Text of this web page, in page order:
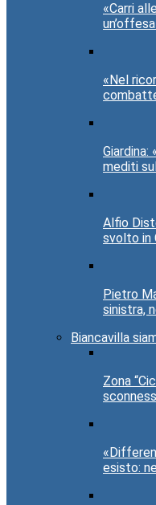
«Carri
«Nel
mediti
Alfio
svolto in
Pietro
sinistra,
Biancavilla
Zona
esisto: